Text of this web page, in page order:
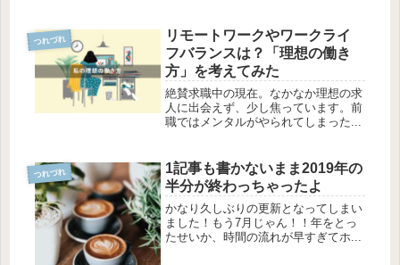
つれづれ
リモートワークやワークライ
フバランスは？「理想の働き
方」を考えてみた
絶賛求職中の現在。なかなか理想の求
人に出会えず、少し焦っています。前
職ではメンタルがやられてしまった...
つれづれ
1記事も書かないまま2019年の
半分が終わっちゃったよ
かなり久しぶりの更新となってしまい
ました！もう7月じゃん！！年をとっ
たせいか、時間の流れが早すぎてホ...